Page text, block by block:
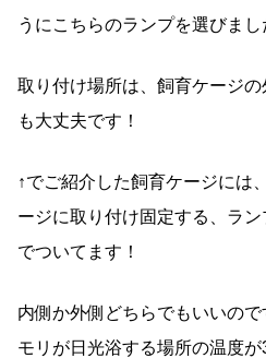
うにこちらのランプを選びまし
取り付け場所は、飼育ケージ
も大丈夫です！
↑でご紹介した飼育ケージには
ージに取り付け固定する、ラ
でついてます！
内側か外側どちらでもいいの
モリが日光浴する場所の温度